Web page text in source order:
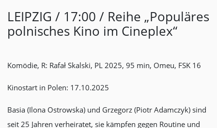
LEIPZIG / 17:00 / Reihe „Populäres
polnisches Kino im Cineplex“
Komödie, R: Rafał Skalski, PL 2025, 95 min, Omeu, FSK 16
Kinostart in Polen: 17.10.2025
Basia (Ilona Ostrowska) und Grzegorz (Piotr Adamczyk) sind
seit 25 Jahren verheiratet, sie kämpfen gegen Routine und